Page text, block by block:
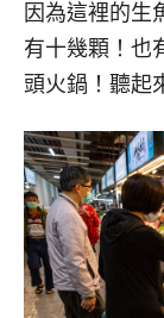
因為這裡的生
有十幾顆！
頭火鍋！聽起